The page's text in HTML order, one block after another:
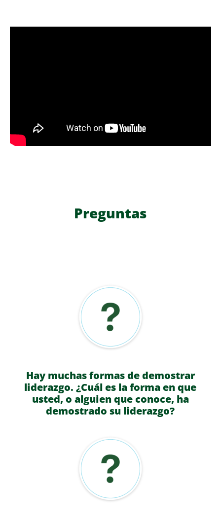
Preguntas
Hay muchas formas de demostrar
liderazgo. ¿Cuál es la forma en que
usted, o alguien que conoce, ha
demostrado su liderazgo?